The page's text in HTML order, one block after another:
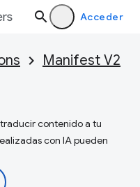
Acceder
Manifest V2
contenido a tu
con IA pueden